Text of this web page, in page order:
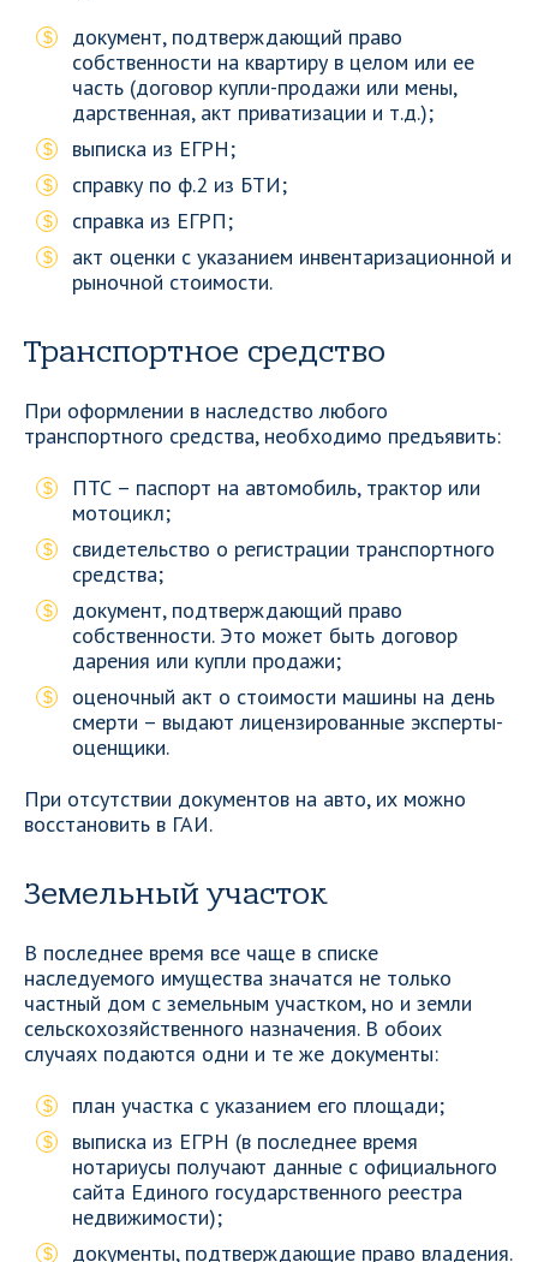
документ, подтверждающий право
собственности на квартиру в целом или ее
часть (договор купли-продажи или мены,
дарственная, акт приватизации и т.д.);
выписка из ЕГРН;
справку по ф.2 из БТИ;
справка из ЕГРП;
акт оценки с указанием инвентаризационной и
рыночной стоимости.
Транспортное средство
При оформлении в наследство любого
транспортного средства, необходимо предъявить:
ПТС – паспорт на автомобиль, трактор или
мотоцикл;
свидетельство о регистрации транспортного
средства;
документ, подтверждающий право
собственности. Это может быть договор
дарения или купли продажи;
оценочный акт о стоимости машины на день
смерти – выдают лицензированные эксперты-
оценщики.
При отсутствии документов на авто, их можно
восстановить в ГАИ.
Земельный участок
В последнее время все чаще в списке
наследуемого имущества значатся не только
частный дом с земельным участком, но и земли
сельскохозяйственного назначения. В обоих
случаях подаются одни и те же документы:
план участка с указанием его площади;
выписка из ЕГРН (в последнее время
нотариусы получают данные с официального
сайта Единого государственного реестра
недвижимости);
документы, подтверждающие право владения.